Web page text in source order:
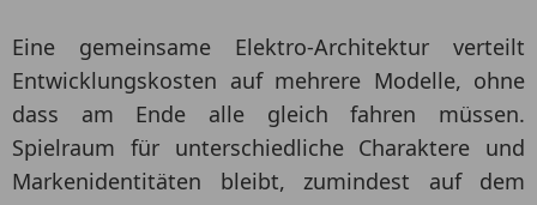
Eine gemeinsame Elektro-Architektur verteilt
Entwicklungskosten auf mehrere Modelle, ohne
dass am Ende alle gleich fahren müssen.
Spielraum für unterschiedliche Charaktere und
Markenidentitäten bleibt, zumindest auf dem